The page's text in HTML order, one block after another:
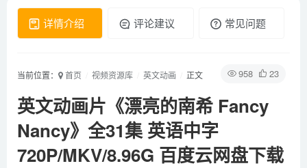
详情介绍 评论建议 常见问题
958 23
当前位置： 首页 视频资源库 英文动画 正文
英文动画片《漂亮的南希 Fancy
Nancy》全31集 英语中字
720P/MKV/8.96G 百度云网盘下载